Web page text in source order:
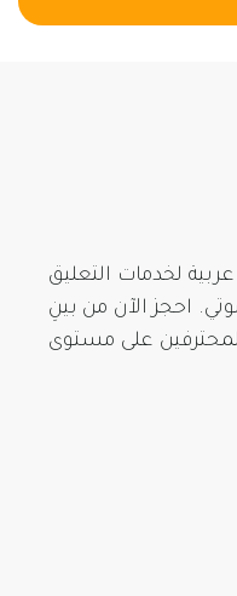
لخدمات التعليق
احجز الآن من بينِ
على مستوى